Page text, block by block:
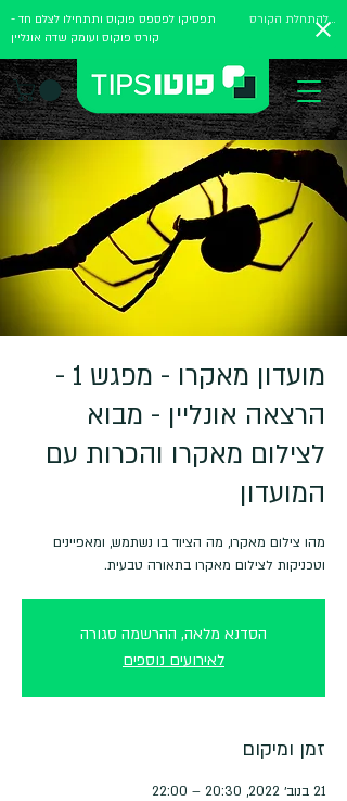
תפסיקו לפספס פוקוס ותתחילו לצלם חד -
קורס פוקוס ועומק שדה אונליין
להתחלת הקורס
מועדון מאקרו - מפגש 1 -
הרצאה אונליין - מבוא
לצילום מאקרו והכרות עם
המועדון
מהו צילום מאקרו, מה הציוד בו נשתמש, ומאפיינים
וטכניקות לצילום מאקרו בתאורה טבעית.
הסדנא מלאה, ההרשמה סגורה
לאירועים נוספים
זמן ומיקום
21 בנוב׳ 2022, 20:30 – 22:00